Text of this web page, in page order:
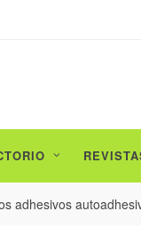
adhesivos